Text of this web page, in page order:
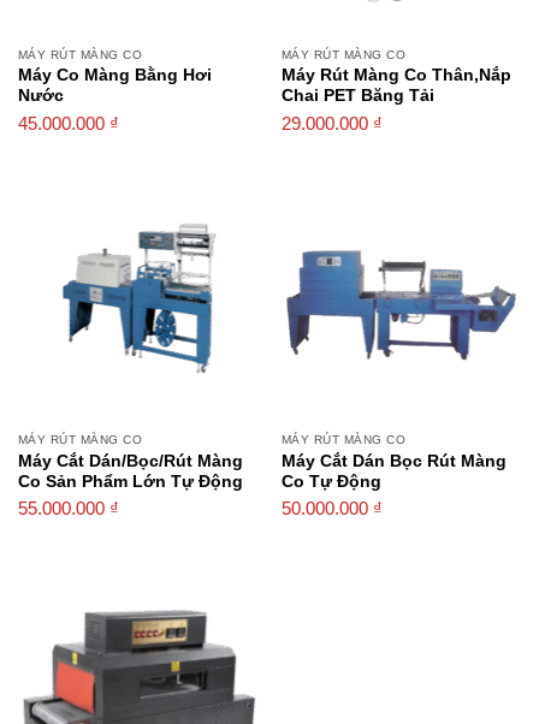
MÁY RÚT MÀNG CO
Máy Co Màng Bằng Hơi
Nước
45.000.000 ₫
MÁY RÚT MÀNG CO
Máy Rút Màng Co Thân,nắp
Chai PET Băng Tải
29.000.000 ₫
MÁY RÚT MÀNG CO
Máy Cắt Dán/bọc/rút Màng
Co Sản Phẩm Lớn Tự Động
55.000.000 ₫
MÁY RÚT MÀNG CO
Máy Cắt Dán Bọc Rút Màng
Co Tự Động
50.000.000 ₫